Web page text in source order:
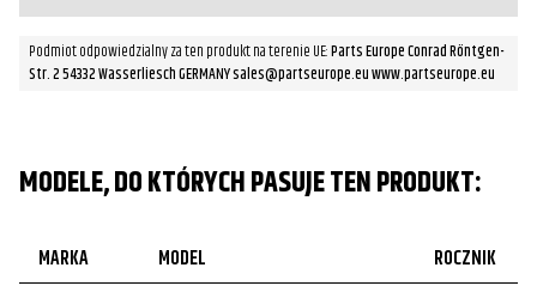
Podmiot odpowiedzialny za ten produkt na terenie UE:Parts Europe Conrad Röntgen-
Str. 2 54332 Wasserliesch GERMANY sales@partseurope.eu www.partseurope.eu
MODELE, DO KTÓRYCH PASUJE TEN PRODUKT:
MARKA MODEL
ROCZNIK